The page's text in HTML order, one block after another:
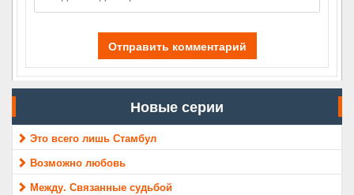
Отправить комментарий
Новые серии
Это всего лишь Стамбул
Возможно любовь
Между. Связанные судьбой